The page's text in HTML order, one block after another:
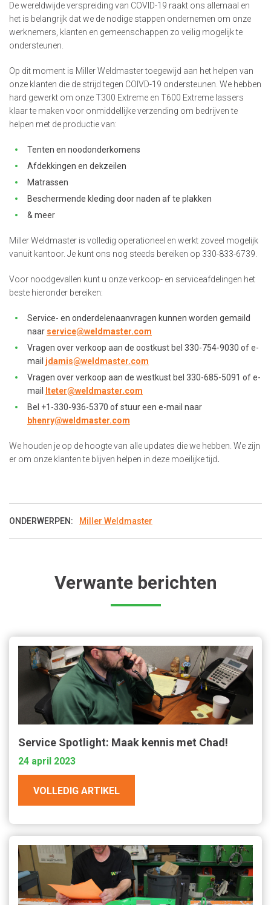
De wereldwijde verspreiding van COVID-19 raakt ons allemaal en
het is belangrijk dat we de nodige stappen ondernemen om onze
werknemers, klanten en gemeenschappen zo veilig mogelijk te
ondersteunen.
Op dit moment is Miller Weldmaster toegewijd aan het helpen van
onze klanten die de strijd tegen COIVD-19 ondersteunen. We hebben
hard gewerkt om onze T300 Extreme en T600 Extreme lassers
klaar te maken voor onmiddellijke verzending om bedrijven te
helpen met de productie van:
Tenten en noodonderkomens
Afdekkingen en dekzeilen
Matrassen
Beschermende kleding door naden af te plakken
& meer
Miller Weldmaster is volledig operationeel en werkt zoveel mogelijk
vanuit kantoor. Je kunt ons nog steeds bereiken op 330-833-6739.
Voor noodgevallen kunt u onze verkoop- en serviceafdelingen het
beste hieronder bereiken:
Service- en onderdelenaanvragen kunnen worden gemaild
naar service@weldmaster.com
Vragen over verkoop aan de oostkust bel 330-754-9030 of e-
mail jdamis@weldmaster.com
Vragen over verkoop aan de westkust bel 330-685-5091 of e-
mail
lteter@weldmaster.com
Bel +1-330-936-5370 of stuur een e-mail naar
bhenry@weldmaster.com
We houden je op de hoogte van alle updates die we hebben. We zijn
er om onze klanten te blijven helpen in deze moeilijke tijd.
ONDERWERPEN: Miller Weldmaster
Verwante berichten
Service Spotlight: Maak kennis met Chad!
24 april 2023
VOLLEDIG ARTIKEL